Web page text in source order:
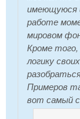
имеющуюся
работе
мировом
Кроме
логику
Примеров
вот самый